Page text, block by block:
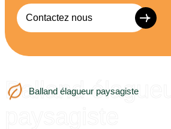
Contactez nous
Balland élagueur paysagiste
Balland élagueur